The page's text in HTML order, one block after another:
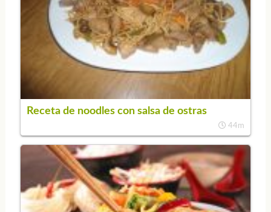
Receta de noodles con salsa de ostras
44m